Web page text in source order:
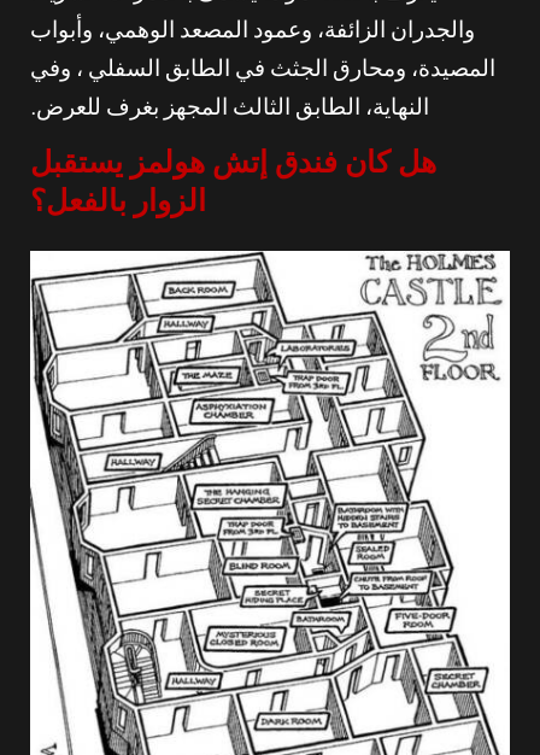
والجدران الزائفة، وعمود المصعد الوهمي، وأبواب
المصيدة، ومحارق الجثث في الطابق السفلي ، وفي
النهاية، الطابق الثالث المجهز بغرف للعرض.
هل كان فندق إتش هولمز يستقبل
الزوار بالفعل؟